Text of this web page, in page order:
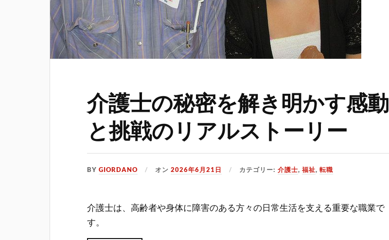
介護士の秘密を解き明かす感動
と挑戦のリアルストーリー
BYGIORDANO オン2026年6月21日 カテゴリー:介護士,福祉,転職
介護士は、高齢者や身体に障害のある方々の日常生活を支える重要な職業で
す。